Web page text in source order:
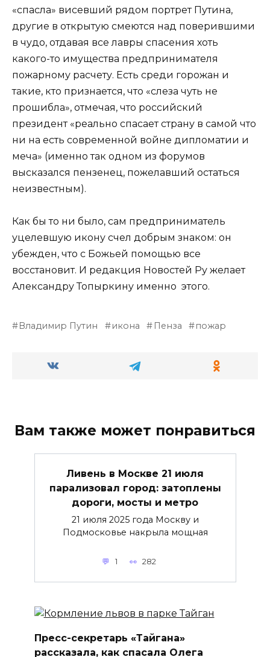
«спасла» висевший рядом портрет Путина,
другие в открытую смеются над поверившими
в чудо, отдавая все лавры спасения хоть
какого-то имущества предпринимателя
пожарному расчету. Есть среди горожан и
такие, кто признается, что «слеза чуть не
прошибла», отмечая, что российский
президент «реально спасает страну в самой что
ни на есть современной войне дипломатии и
меча» (именно так одном из форумов
высказался пензенец, пожелавший остаться
неизвестным).
Как бы то ни было, сам предприниматель
уцелевшую икону счел добрым знаком: он
убежден, что с Божьей помощью все
восстановит. И редакция Новостей Ру желает
Александру Топыркину именно этого.
Владимир Путин икона Пенза пожар
Вам также может понравиться
Ливень в Москве 21 июля
парализовал город: затоплены
дороги, мосты и метро
21 июля 2025 года Москву и
Подмосковье накрыла мощная
1 282
Пресс-секретарь «Тайгана»
рассказала, как спасала Олега